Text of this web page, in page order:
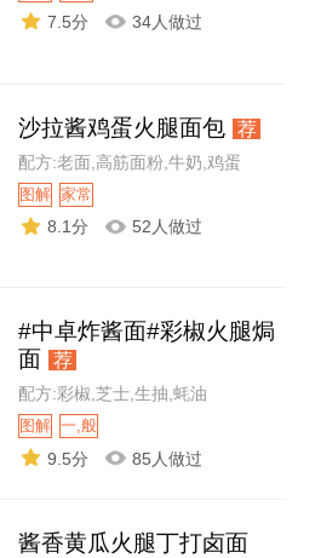
7.5分 34人做过
沙拉酱鸡蛋火腿面包 荐
配方:老面,高筋面粉,牛奶,鸡蛋
图解 家常
8.1分 52人做过
#中卓炸酱面#彩椒火腿焗
面
荐
配方:彩椒,芝士,生抽,蚝油
图解 一,般
9.5分 85人做过
酱香黄瓜火腿丁打卤面